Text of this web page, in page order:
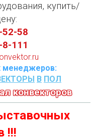
купить/
52-58
111
менеджеров:
В ПОЛ
конвекторов
!!!